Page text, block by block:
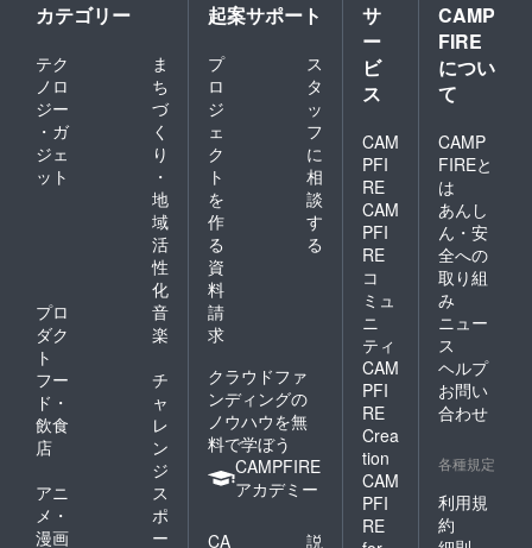
カテゴリー
テク
ノロ
ジー
・ガ
ジェ
ット
ま
ち
づ
く
り
・
地
域
活
性
化
プロ
ダク
ト
音
楽
フー
ド・
飲食
店
チ
ャ
レ
ン
ジ
アニ
メ・
漫画
ス
ポ
ー
起案サポート
プ
ロ
ジ
ェ
ク
ト
を
作
る
ス
タ
ッ
フ
に
相
談
す
る
資
料
請
求
クラウドファ
ンディングの
ノウハウを無
料で学ぼう
CAMPFIRE
アカデミー
CA
説
サ
ー
ビ
ス
CAM
PFI
RE
CAM
PFI
RE
コ
ミュ
ニ
ティ
CAM
PFI
RE
Crea
tion
CAM
PFI
RE
CAMP
FIRE
につい
て
CAMP
FIREと
は
あんし
ん・安
全への
取り組
み
ニュー
ス
ヘルプ
お問い
合わせ
各種規定
利用規
約